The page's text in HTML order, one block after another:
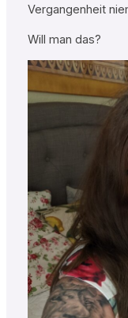
Vergangenheit
Will man das?